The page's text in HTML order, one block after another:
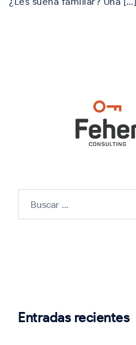
Entradas recientes